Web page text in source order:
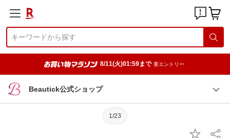
8/11(火)01:59まで 要エントリー
Beautick公式ショップ
1/23